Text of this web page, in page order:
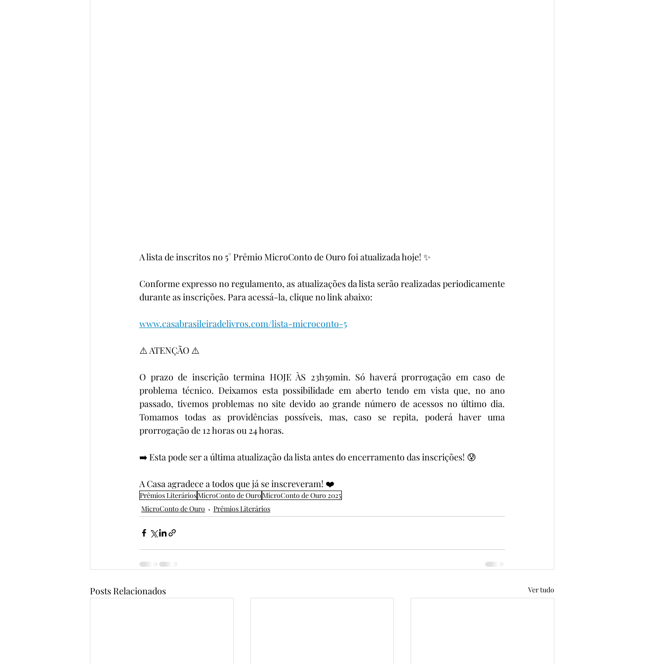
A lista de inscritos no 5° Prêmio MicroConto de Ouro foi atualizada hoje! ✨
Conforme expresso no regulamento, as atualizações da lista serão realizadas periodicamente
durante as inscrições. Para acessá-la, clique no link abaixo:
www.casabrasileiradelivros.com/lista-microconto-5
⚠️ ATENÇÃO ⚠️
O prazo de inscrição termina HOJE ÀS 23h59min. Só haverá prorrogação em caso de
problema técnico. Deixamos esta possibilidade em aberto tendo em vista que, no ano
passado, tivemos problemas no site devido ao grande número de acessos no último dia.
Tomamos todas as providências possíveis, mas, caso se repita, poderá haver uma
prorrogação de 12 horas ou 24 horas.
➡️ Esta pode ser a última atualização da lista antes do encerramento das inscrições! 😰
A Casa agradece a todos que já se inscreveram! ❤️
Prêmios LiteráriosMicroConto de OuroMicroConto de Ouro 2025
MicroConto de Ouro
Prêmios Literários
Posts Relacionados Ver tudo